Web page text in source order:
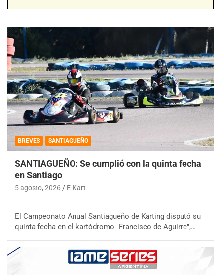
BREVES SANTIAGUEÑO
SANTIAGUEÑO: Se cumplió con la quinta fecha
en Santiago
5 agosto, 2026 E-Kart
El Campeonato Anual Santiagueño de Karting disputó su
quinta fecha en el kartódromo "Francisco de Aguirre",…